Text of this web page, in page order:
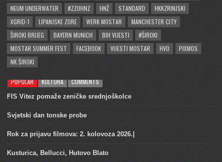
NEUM UNDERWATER
#ZZOHNZ HNŽ STANDARD
HKKZRINJSKI
XGRID-1
LIPANJSKE ZORE WERK MOSTAR
MANCHESTER CITY
ŠIROKI BRIJEG
BAYERN MUNICH BIH VIJESTI
#ŠIROKI
MOSTAR SUMMER FEST
FACEBOOK VIJESTI MOSTAR HVO
PIXMOS
NK ŠIROKI
POPULAR KULTURA COMMENTS
FIS Vitez pomaže zeničke srednjoškolce
Svjetski dan tonske probe
Rok za prijavu filmova: 2. kolovoza 2026.|
Kusturica, Bellucci, Hutovo Blato